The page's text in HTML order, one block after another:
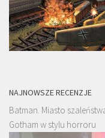
NAJNOWSZE RECENZJE
Batman. Miasto
Gotham w stylu horroru